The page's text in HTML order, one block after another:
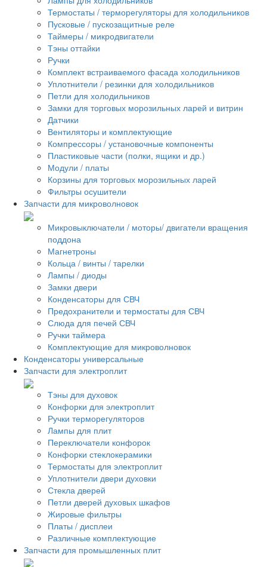
Термостаты / терморегуляторы для холодильников
Пусковые / пускозащитные реле
Таймеры / микродвигатели
Тэны оттайки
Ручки
Комплект встраиваемого фасада холодильников
Уплотнители / резинки для холодильников
Петли для холодильников
Замки для торговых морозильных ларей и витрин
Датчики
Вентиляторы и комплектующие
Компрессоры / установочные компоненты
Пластиковые части (полки, ящики и др.)
Модули / платы
Корзины для торговых морозильных ларей
Фильтры осушители
Запчасти для микроволновок
Микровыключатели / моторы/ двигатели вращения
поддона
Магнетроны
Кольца / винты / тарелки
Лампы / диоды
Замки двери
Конденсаторы для СВЧ
Предохранители и термостаты для СВЧ
Слюда для печей СВЧ
Ручки таймера
Комплектующие для микроволновок
Конденсаторы универсальные
Запчасти для электроплит
Тэны для духовок
Конфорки для электроплит
Ручки терморегуляторов
Лампы для плит
Переключатели конфорок
Конфорки стеклокерамики
Термостаты для электроплит
Уплотнители двери духовки
Стекла дверей
Петли дверей духовых шкафов
Жировые фильтры
Платы / дисплеи
Различные комплектующие
Запчасти для промышленных плит